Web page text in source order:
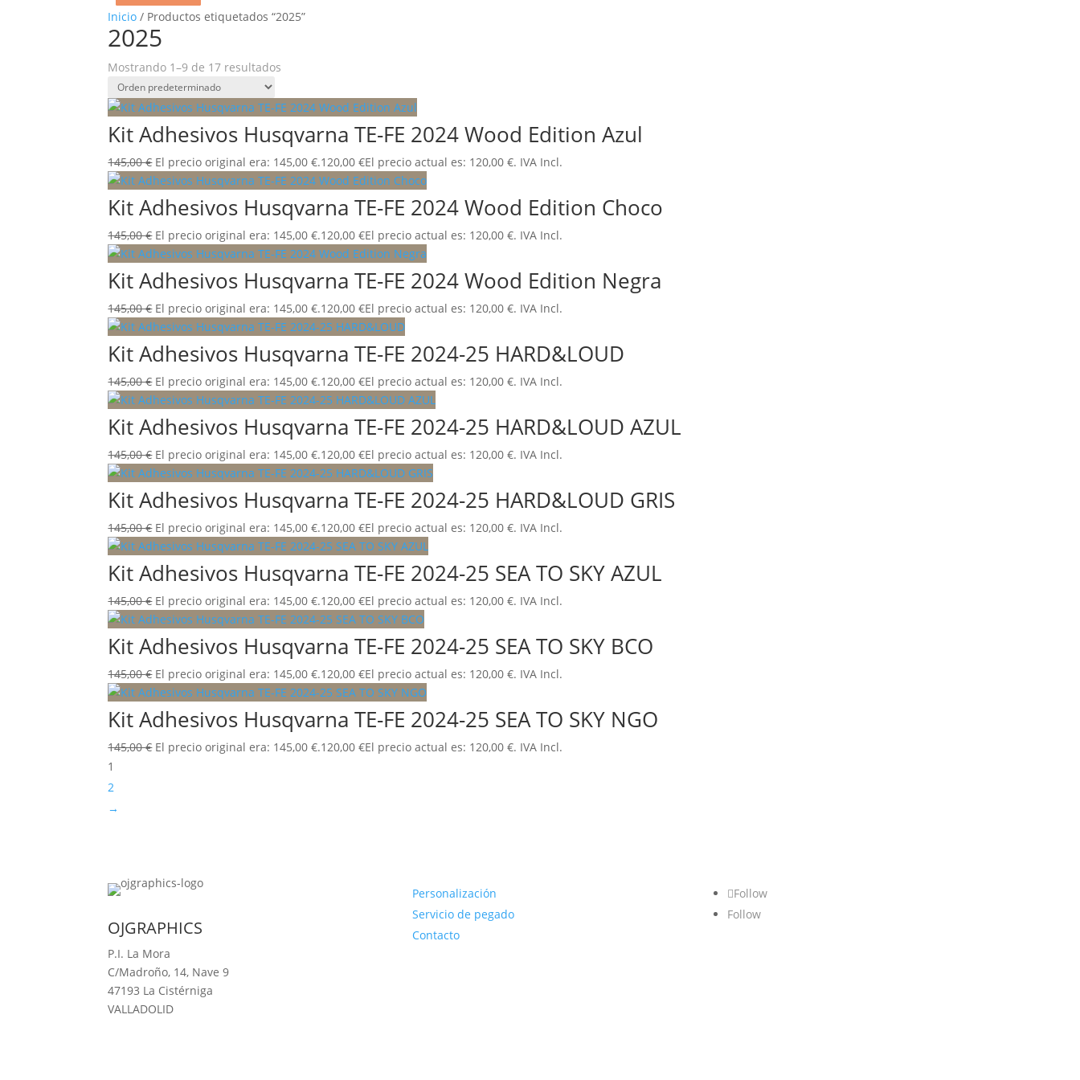
Inicio / Productos etiquetados “2025”
2025
Mostrando 1–9 de 17 resultados
Kit Adhesivos Husqvarna TE-FE 2024 Wood Edition Azul
145,00€ El precio original era: 145,00 €.120,00€El precio actual es: 120,00 €. IVA Incl.
Kit Adhesivos Husqvarna TE-FE 2024 Wood Edition Choco
145,00€ El precio original era: 145,00 €.120,00€El precio actual es: 120,00 €. IVA Incl.
Kit Adhesivos Husqvarna TE-FE 2024 Wood Edition Negra
145,00€ El precio original era: 145,00 €.120,00€El precio actual es: 120,00 €. IVA Incl.
Kit Adhesivos Husqvarna TE-FE 2024-25 HARD&LOUD
145,00€ El precio original era: 145,00 €.120,00€El precio actual es: 120,00 €. IVA Incl.
Kit Adhesivos Husqvarna TE-FE 2024-25 HARD&LOUD AZUL
145,00€ El precio original era: 145,00 €.120,00€El precio actual es: 120,00 €. IVA Incl.
Kit Adhesivos Husqvarna TE-FE 2024-25 HARD&LOUD GRIS
145,00€ El precio original era: 145,00 €.120,00€El precio actual es: 120,00 €. IVA Incl.
Kit Adhesivos Husqvarna TE-FE 2024-25 SEA TO SKY AZUL
145,00€ El precio original era: 145,00 €.120,00€El precio actual es: 120,00 €. IVA Incl.
Kit Adhesivos Husqvarna TE-FE 2024-25 SEA TO SKY BCO
145,00€ El precio original era: 145,00 €.120,00€El precio actual es: 120,00 €. IVA Incl.
Kit Adhesivos Husqvarna TE-FE 2024-25 SEA TO SKY NGO
145,00€ El precio original era: 145,00 €.120,00€El precio actual es: 120,00 €. IVA Incl.
1
2
→
OJGRAPHICS
P.I. La Mora
C/Madroño, 14, Nave 9
47193 La Cistérniga
VALLADOLID
Personalización
Servicio de pegado
Contacto
Follow
Follow